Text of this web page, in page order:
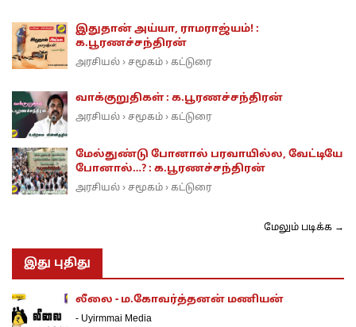
இதுதான் அய்யா, ராமராஜ்யம்! :
க.பூரணச்சந்திரன்
அரசியல் › சமூகம் › கட்டுரை
வாக்குறுதிகள் : க.பூரணச்சந்திரன்
அரசியல் › சமூகம் › கட்டுரை
மேல்துண்டு போனால் பரவாயில்ல, வேட்டியே
போனால்…? : க.பூரணச்சந்திரன்
அரசியல் › சமூகம் › கட்டுரை
மேலும் படிக்க →
இது புதிது
லீலை - ம.கோவர்த்தனன் மணியன்
- Uyirmmai Media